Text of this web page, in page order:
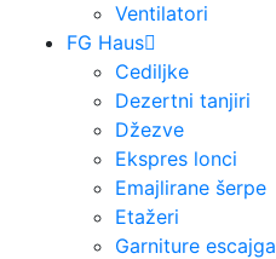
Ventilatori
FG Haus
Cediljke
Dezertni tanjiri
Džezve
Ekspres lonci
Emajlirane šerpe
Etažeri
Garniture escajga